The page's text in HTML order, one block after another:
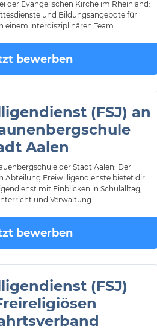
der Evangelischen Kirche im Rheinland:
und Bildungsangebote für
einem interdisziplinären Team.
bewerben
(FSJ) an
Aalen
der Stadt Aalen: Der
Abteilung Freiwilligendienste bietet dir
mit Einblicken in Schulalltag,
und Verwaltung.
bewerben
(FSJ)